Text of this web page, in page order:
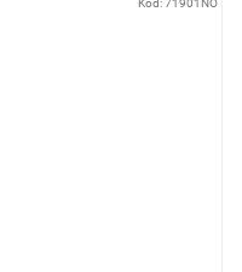
Kód:71901NO